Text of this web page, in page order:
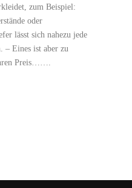
zum Beispiel:
oder
lässt sich nahezu jede
– Eines ist aber zu
Preis…….